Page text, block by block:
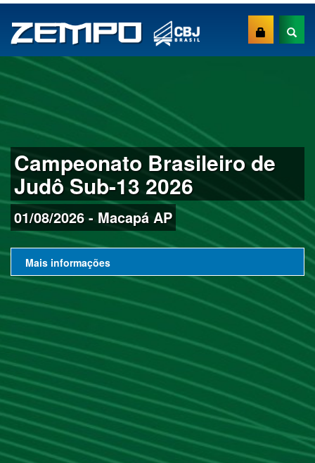
Campeonato Brasileiro de
Judô Sub-13 2026
01/08/2026 - Macapá AP
Mais informações